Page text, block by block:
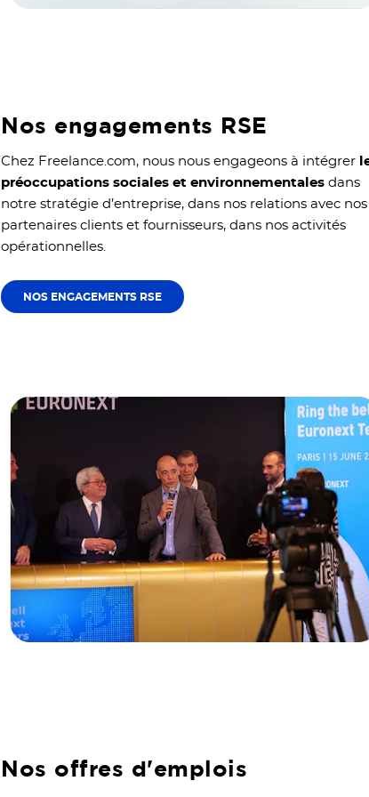
Nos engagements RSE
Chez Freelance.com, nous nous engageons à intégrer
préoccupations sociales et environnementales dans
notre stratégie d’entreprise, dans nos relations avec nos
partenaires clients et fournisseurs, dans nos activités
opérationnelles.
NOS ENGAGEMENTS RSE
Nos offres d'emplois